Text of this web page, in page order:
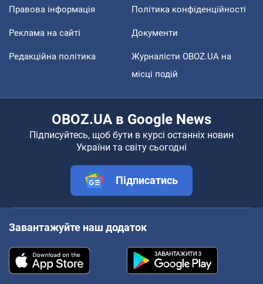
Правова інформація Політика конфіденційності
Реклама на сайті Документи
Редакційна політика
Журналісти OBOZ.UA на
місці подій
OBOZ.UA в Google News
Підписуйтесь, щоб бути в курсі останніх новин
України та світу сьогодні
Підписатись
Завантажуйте наш додаток